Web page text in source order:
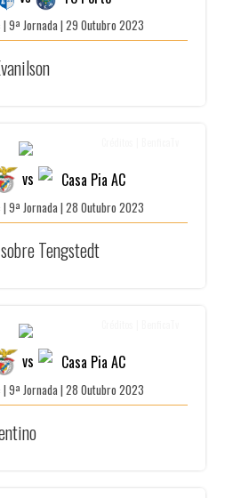
9ª Jornada | 29 Outubro 2023
vs Casa Pia AC
9ª Jornada | 28 Outubro 2023
Tengstedt
vs Casa Pia AC
9ª Jornada | 28 Outubro 2023